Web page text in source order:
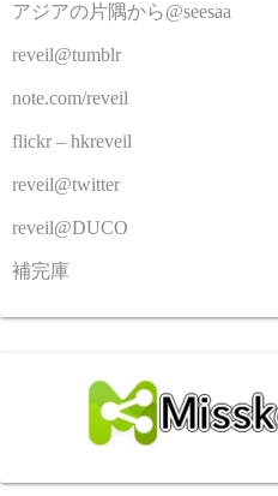
アジアの片隅から@seesaa
reveil@tumblr
note.com/reveil
flickr – hkreveil
reveil@twitter
reveil@DUCO
補完庫